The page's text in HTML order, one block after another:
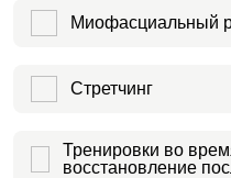
Миофасциальный
Стретчинг
Тренировки во
восстановление